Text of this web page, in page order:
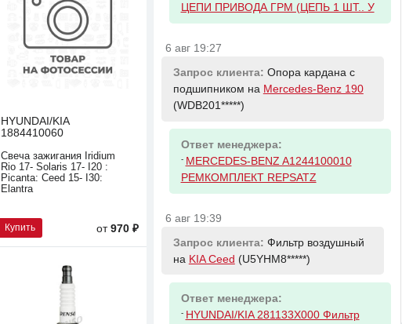
HYUNDAI/KIA
1884410060
Свеча зажигания Iridium
Rio 17- Solaris 17- I20 :
Picanta: Ceed 15- I30:
Elantra
Купить от 970 ₽
ЦЕПИ ПРИВОДА ГРМ (ЦЕПЬ 1 ШТ.. У
6 авг 19:27
Запрос клиента: Опора кардана с
подшипником на Mercedes-Benz 190
(WDB201*****)
Ответ менеджера:
- MERCEDES-BENZ A1244100010
РЕМКОМПЛЕКТ REPSATZ
6 авг 19:39
Запрос клиента: Фильтр воздушный
на KIA Ceed (U5YHM8*****)
Ответ менеджера:
- HYUNDAI/KIA 281133X000 Фильтр